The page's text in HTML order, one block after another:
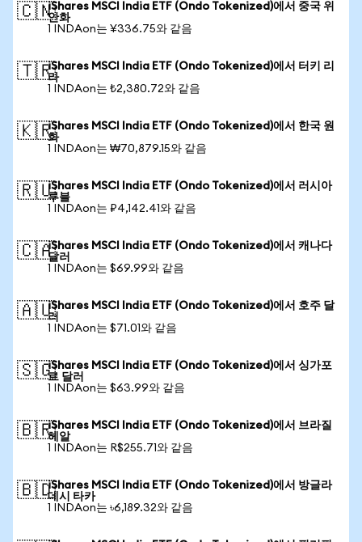
🇨🇳iShares MSCI India ETF (Ondo Tokenized)에서 중국 위
안화
1 INDAon는 ¥336.75와 같음
🇹🇷iShares MSCI India ETF (Ondo Tokenized)에서 터키 리
라
1 INDAon는 ₺2,380.72와 같음
🇰🇷iShares MSCI India ETF (Ondo Tokenized)에서 한국 원
화
1 INDAon는 ₩70,879.15와 같음
🇷🇺iShares MSCI India ETF (Ondo Tokenized)에서 러시아
루블
1 INDAon는 ₽4,142.41와 같음
🇨🇦iShares MSCI India ETF (Ondo Tokenized)에서 캐나다
달러
1 INDAon는 $69.99와 같음
🇦🇺iShares MSCI India ETF (Ondo Tokenized)에서 호주 달
러
1 INDAon는 $71.01와 같음
🇸🇬iShares MSCI India ETF (Ondo Tokenized)에서 싱가포
르 달러
1 INDAon는 $63.99와 같음
🇧🇷iShares MSCI India ETF (Ondo Tokenized)에서 브라질
헤알
1 INDAon는 R$255.71와 같음
🇧🇩iShares MSCI India ETF (Ondo Tokenized)에서 방글라
데시 타카
1 INDAon는 ৳6,189.32와 같음